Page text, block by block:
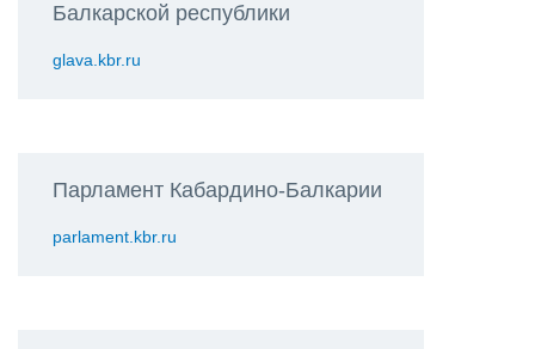
Балкарской республики
glava.kbr.ru
Парламент Кабардино-Балкарии
parlament.kbr.ru